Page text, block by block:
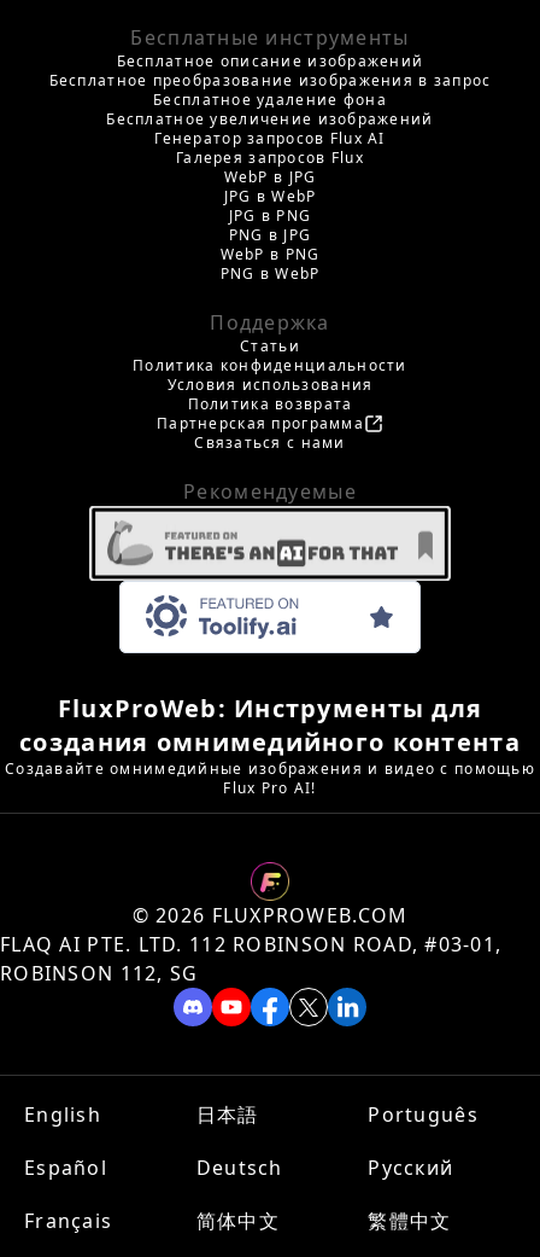
Бесплатные инструменты
Бесплатное описание изображений
Бесплатное преобразование изображения в запрос
Бесплатное удаление фона
Бесплатное увеличение изображений
Генератор запросов Flux AI
Галерея запросов Flux
WebP в JPG
JPG в WebP
JPG в PNG
PNG в JPG
WebP в PNG
PNG в WebP
Поддержка
Статьи
Политика конфиденциальности
Условия использования
Политика возврата
Партнерская программа
Связаться с нами
Рекомендуемые
FluxProWeb: Инструменты для
создания омнимедийного контента
Создавайте омнимедийные изображения и видео с помощью
Flux Pro AI!
©️ 2026 FLUXPROWEB.COM
FLAQ AI PTE. LTD. 112 ROBINSON ROAD, #03-01,
ROBINSON 112, SG
English 日本語
Português
Español
Deutsch
Русский
Français
简体中文 繁體中文